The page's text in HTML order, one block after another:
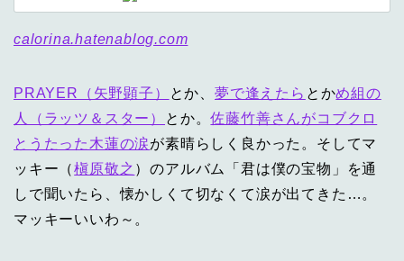
calorina.hatenablog.com
PRAYER（矢野顕子） とか、夢で逢えたら とかめ組の
人（ラッツ＆スター）
とか。佐藤竹善さんがコブクロ
とうたった木蓮の涙が素晴らしく良かった。そしてマ
ッキー（槇原敬之 ）のアルバム「君は僕の宝物」を通
しで聞いたら、懐かしくて切なくて涙が出てきた…。
マッキーいいわ～。